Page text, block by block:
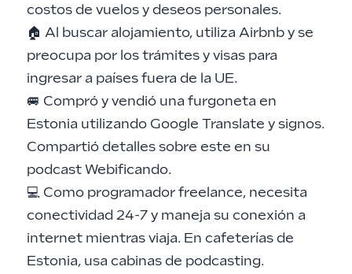
costos de vuelos y deseos personales.
🏠 Al buscar alojamiento, utiliza Airbnb y se
preocupa por los trámites y visas para
ingresar a países fuera de la UE.
🚐 Compró y vendió una furgoneta en
Estonia utilizando Google Translate y signos.
Compartió detalles sobre este en su
podcast Webificando.
💻 Como programador freelance, necesita
conectividad 24-7 y maneja su conexión a
internet mientras viaja. En cafeterías de
Estonia, usa cabinas de podcasting.